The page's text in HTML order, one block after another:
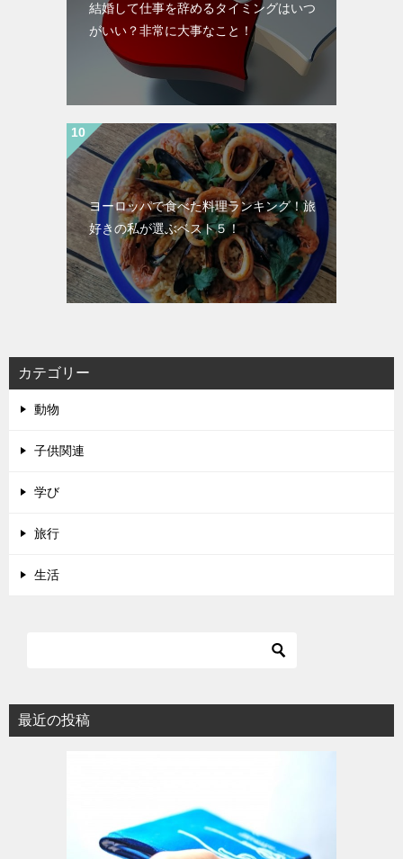
結婚して仕事を辞めるタイミングはいつ
がいい？非常に大事なこと！
ヨーロッパで食べた料理ランキング！旅
好きの私が選ぶベスト５！
カテゴリー
動物
子供関連
学び
旅行
生活
最近の投稿